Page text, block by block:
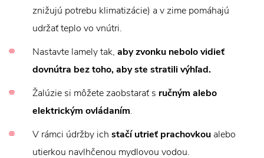
znižujú potrebu klimatizácie) a v zime pomáhajú
udržať teplo vo vnútri.
Nastavte lamely tak, aby zvonku nebolo vidieť
dovnútra bez toho, aby ste stratili výhľad.
Žalúzie si môžete zaobstarať s ručným alebo
elektrickým ovládaním.
V rámci údržby ich stačí utrieť prachovkou alebo
utierkou navlhčenou mydlovou vodou.